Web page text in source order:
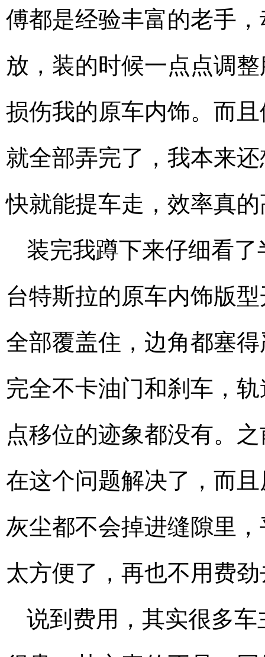
傅都是经验丰富的老手
放，装的时候一点点调
损伤我的原车内饰。而
就全部弄完了，我本来
快就能提车走，效率真
装完我蹲下来仔细看
台特斯拉的原车内饰版
全部覆盖住，边角都塞
完全不卡油门和刹车，
点移位的迹象都没有。
在这个问题解决了，而
灰尘都不会掉进缝隙里
太方便了，再也不用费
说到费用，其实很多